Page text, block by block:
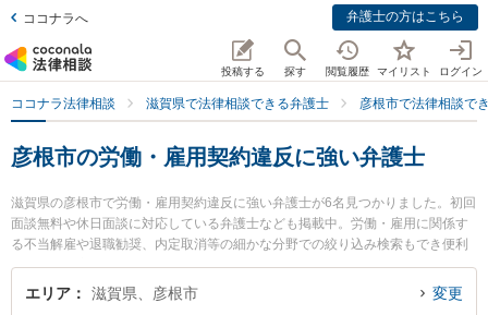
ココナラへ 弁護士の方はこちら
投稿する 探す 閲覧履歴 マイリスト ログイン
ココナラ法律相談 滋賀県で法律相談できる弁護士 彦根市で法律相談で
彦根市の労働・雇用契約違反に強い弁護士
滋賀県の彦根市で労働・雇用契約違反に強い弁護士が6名見つかりました。初回
面談無料や休日面談に対応している弁護士なども掲載中。労働・雇用に関係す
る不当解雇や退職勧奨、内定取消等の細かな分野での絞り込み検索もでき便利
です。特に彦根法律事務所の林 直樹弁護士や石田法律事務所の石田 拓也弁護
士、生駒法律事務所の矢田 圭弁護士のプロフィール情報や弁護士費用、強みな
どが注目されています。『彦根市で土日や夜間に発生した労働・雇用契約違反
エリア 滋賀県、彦根市 変更